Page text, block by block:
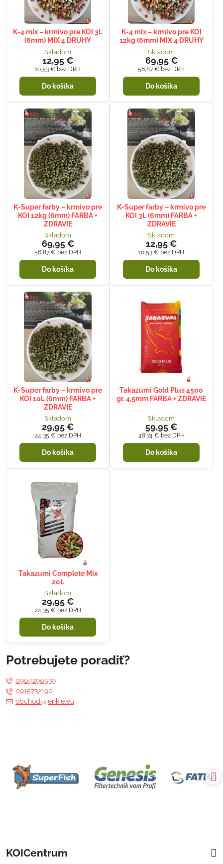
K-4 mix – krmivo pre KOI 3L
(6mm) MIX 4 DRUHY
Skladom
12,95 €
10,53 € bez DPH
Do košíka
K-4 mix – krmivo pre KOI
12kg (6mm) MIX 4 DRUHY
Skladom
69,95 €
56,87 € bez DPH
Do košíka
K-Super farby – krmivo pre
KOI 12kg (6mm) FARBA +
ZDRAVIE
Skladom
69,95 €
56,87 € bez DPH
Do košíka
K-Super farby – krmivo pre
KOI 3L (6mm) FARBA +
ZDRAVIE
Skladom
12,95 €
10,53 € bez DPH
Do košíka
K-Super farby – krmivo pre
KOI 10L (6mm) FARBA +
ZDRAVIE
Skladom
29,95 €
24,35 € bez DPH
Do košíka
Takazumi Gold Plus 4500
gr. 4,5mm FARBA + ZDRAVIE
Skladom
59,95 €
48,74 € bez DPH
Do košíka
Takazumi Complete Mix
20L
Skladom
29,95 €
24,35 € bez DPH
Do košíka
Potrebujete poradiť?
0904290539
0915732190
obchod@jenkie.eu
KOICentrum